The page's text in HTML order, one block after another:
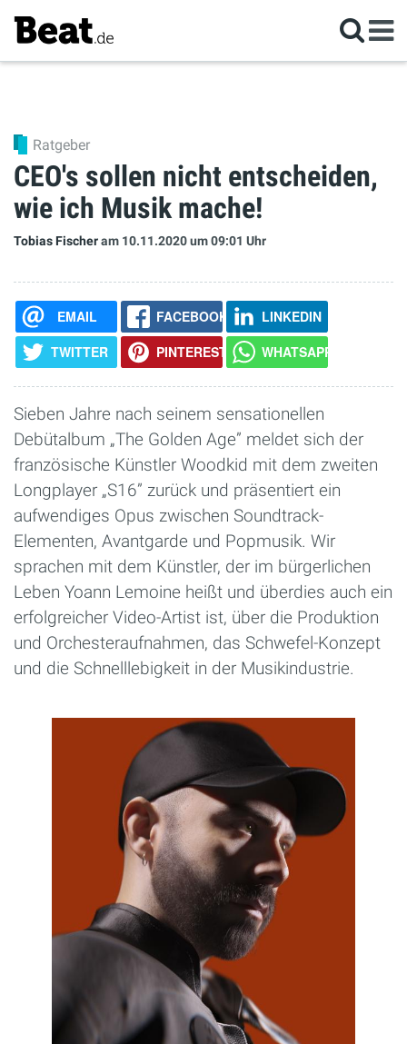
Ratgeber
CEO's sollen nicht entscheiden,
wie ich Musik mache!
Tobias Fischeram 10.11.2020um 09:01 Uhr
EMAIL FACEBOOK
LINKEDIN
TWITTER
PINTEREST WHATSAPP
Sieben Jahre nach seinem sensationellen
Debütalbum „The Golden Age” meldet sich der
französische Künstler Woodkid mit dem zweiten
Longplayer „S16” zurück und präsentiert ein
aufwendiges Opus zwischen Soundtrack-
Elementen, Avantgarde und Popmusik. Wir
sprachen mit dem Künstler, der im bürgerlichen
Leben Yoann Lemoine heißt und überdies auch ein
erfolgreicher Video-Artist ist, über die Produktion
und Orchesteraufnahmen, das Schwefel-Konzept
und die Schnelllebigkeit in der Musikindustrie.